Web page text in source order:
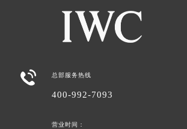
 总部服务热线
400-992-7093
营业时间：